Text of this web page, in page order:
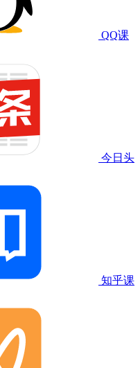
QQ课
今日头
知乎课